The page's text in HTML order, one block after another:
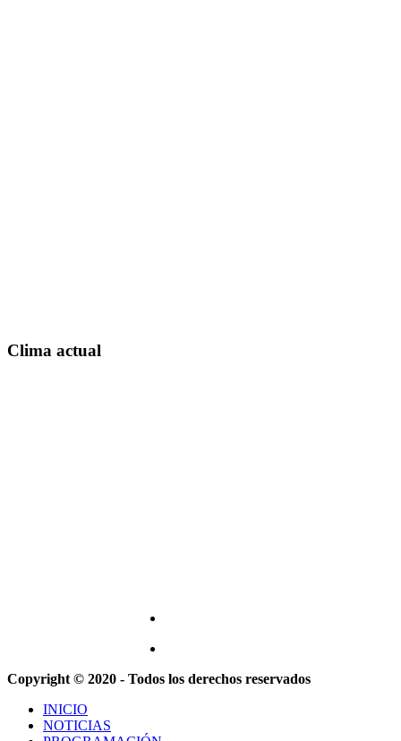
Clima actual
Copyright © 2020 - Todos los derechos reservados
INICIO
NOTICIAS